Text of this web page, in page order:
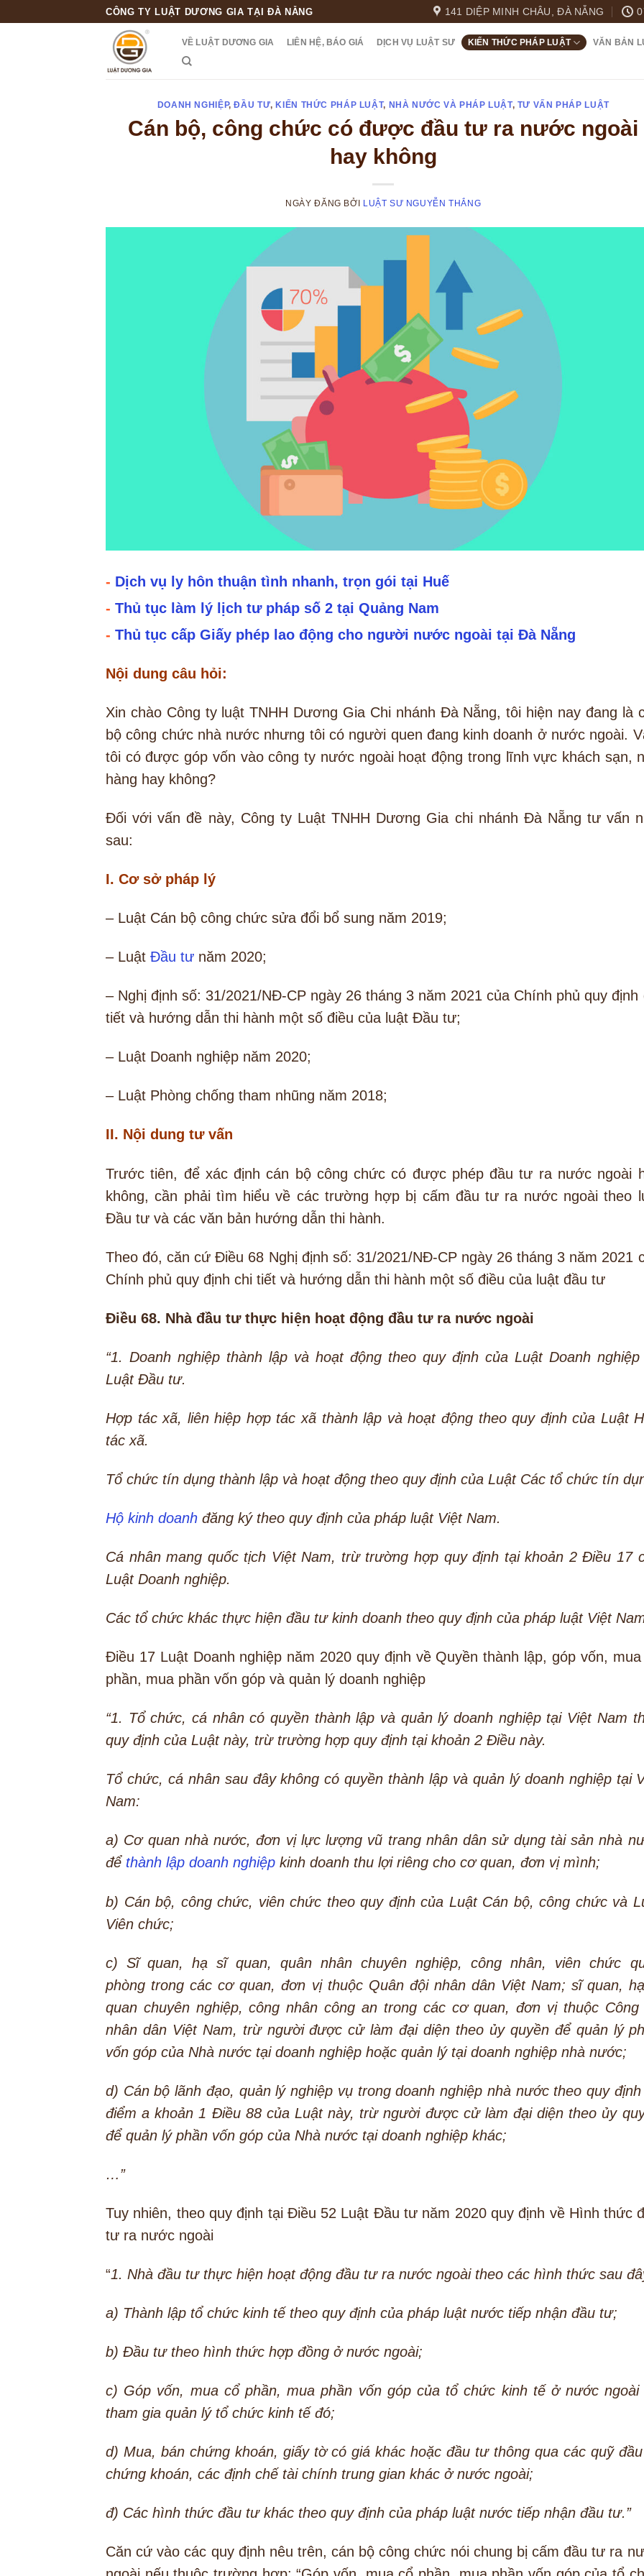
CÔNG TY LUẬT DƯƠNG GIA TẠI ĐÀ NẴNG 141 DIỆP MINH CHÂU, ĐÀ NẴNG
VỀ LUẬT DƯƠNG GIA LIÊN HỆ, BÁO GIÁ DỊCH VỤ LUẬT SƯ KIẾN THỨC PHÁP LUẬT VĂN BẢN
DOANH NGHIỆP,ĐẦU TƯ, KIẾN THỨC PHÁP LUẬT, NHÀ NƯỚC VÀ PHÁP LUẬT, TƯ VẤN PHÁP LUẬT
Cán bộ, công chức có được đầu tư ra nước ngoài
hay không
NGÀY ĐĂNG BỞI LUẬT SƯ NGUYỄN THẮNG
- Dịch vụ ly hôn thuận tình nhanh, trọn gói tại Huế
- Thủ tục làm lý lịch tư pháp số 2 tại Quảng Nam
- Thủ tục cấp Giấy phép lao động cho người nước ngoài tại Đà Nẵng
Nội dung câu hỏi:
Xin chào Công ty luật TNHH Dương Gia Chi nhánh Đà Nẵng, tôi hiện nay đang là
bộ công chức nhà nước nhưng tôi có người quen đang kinh doanh ở nước ngoài.
tôi có được góp vốn vào công ty nước ngoài hoạt động trong lĩnh vực khách sạn,
hàng hay không?
Đối với vấn đề này, Công ty Luật TNHH Dương Gia chi nhánh Đà Nẵng tư vấn
sau:
I. Cơ sở pháp lý
– Luật Cán bộ công chức sửa đổi bổ sung năm 2019;
– Luật Đầu tư năm 2020;
– Nghị định số: 31/2021/NĐ-CP ngày 26 tháng 3 năm 2021 của Chính phủ quy định
tiết và hướng dẫn thi hành một số điều của luật Đầu tư;
– Luật Doanh nghiệp năm 2020;
– Luật Phòng chống tham nhũng năm 2018;
II. Nội dung tư vấn
Trước tiên, để xác định cán bộ công chức có được phép đầu tư ra nước ngoài
không, cần phải tìm hiểu về các trường hợp bị cấm đầu tư ra nước ngoài theo
Đầu tư và các văn bản hướng dẫn thi hành.
Theo đó, căn cứ Điều 68 Nghị định số: 31/2021/NĐ-CP ngày 26 tháng 3 năm 2021
Chính phủ quy định chi tiết và hướng dẫn thi hành một số điều của luật đầu tư
Điều 68. Nhà đầu tư thực hiện hoạt động đầu tư ra nước ngoài
“1. Doanh nghiệp thành lập và hoạt động theo quy định của Luật Doanh nghiệp
Luật Đầu tư.
Hợp tác xã, liên hiệp hợp tác xã thành lập và hoạt động theo quy định của Luật
tác xã.
Tổ chức tín dụng thành lập và hoạt động theo quy định của Luật Các tổ chức tín
Hộ kinh doanh đăng ký theo quy định của pháp luật Việt Nam.
Cá nhân mang quốc tịch Việt Nam, trừ trường hợp quy định tại khoản 2 Điều 17
Luật Doanh nghiệp.
Các tổ chức khác thực hiện đầu tư kinh doanh theo quy định của pháp luật Việt
Điều 17 Luật Doanh nghiệp năm 2020 quy định về Quyền thành lập, góp vốn,
phần, mua phần vốn góp và quản lý doanh nghiệp
“1. Tổ chức, cá nhân có quyền thành lập và quản lý doanh nghiệp tại Việt Nam
quy định của Luật này, trừ trường hợp quy định tại khoản 2 Điều này.
Tổ chức, cá nhân sau đây không có quyền thành lập và quản lý doanh nghiệp tại
Nam:
a) Cơ quan nhà nước, đơn vị lực lượng vũ trang nhân dân sử dụng tài sản nhà
để thành lập doanh nghiệp kinh doanh thu lợi riêng cho cơ quan, đơn vị mình;
b) Cán bộ, công chức, viên chức theo quy định của Luật Cán bộ, công chức và
Viên chức;
c) Sĩ quan, hạ sĩ quan, quân nhân chuyên nghiệp, công nhân, viên chức
phòng trong các cơ quan, đơn vị thuộc Quân đội nhân dân Việt Nam; sĩ quan,
quan chuyên nghiệp, công nhân công an trong các cơ quan, đơn vị thuộc Công
nhân dân Việt Nam, trừ người được cử làm đại diện theo ủy quyền để quản lý
vốn góp của Nhà nước tại doanh nghiệp hoặc quản lý tại doanh nghiệp nhà nước;
d) Cán bộ lãnh đạo, quản lý nghiệp vụ trong doanh nghiệp nhà nước theo quy
điểm a khoản 1 Điều 88 của Luật này, trừ người được cử làm đại diện theo ủy
để quản lý phần vốn góp của Nhà nước tại doanh nghiệp khác;
…”
Tuy nhiên, theo quy định tại Điều 52 Luật Đầu tư năm 2020 quy định về Hình thức
tư ra nước ngoài
“1. Nhà đầu tư thực hiện hoạt động đầu tư ra nước ngoài theo các hình thức sau
a) Thành lập tổ chức kinh tế theo quy định của pháp luật nước tiếp nhận đầu tư;
b) Đầu tư theo hình thức hợp đồng ở nước ngoài;
c) Góp vốn, mua cổ phần, mua phần vốn góp của tổ chức kinh tế ở nước ngoài
tham gia quản lý tổ chức kinh tế đó;
d) Mua, bán chứng khoán, giấy tờ có giá khác hoặc đầu tư thông qua các quỹ
chứng khoán, các định chế tài chính trung gian khác ở nước ngoài;
đ) Các hình thức đầu tư khác theo quy định của pháp luật nước tiếp nhận đầu tư.”
Căn cứ vào các quy định nêu trên, cán bộ công chức nói chung bị cấm đầu tư ra